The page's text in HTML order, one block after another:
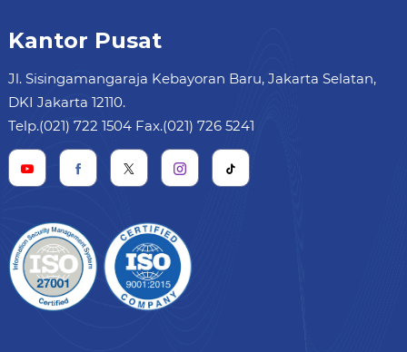
Kantor Pusat
Jl. Sisingamangaraja Kebayoran Baru, Jakarta Selatan,
DKI Jakarta 12110.
Telp.(021) 722 1504 Fax.(021) 726 5241